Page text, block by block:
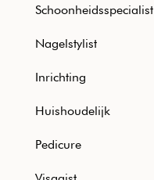
Schoonheidsspecialist
Nagelstylist
Inrichting
Huishoudelijk
Pedicure